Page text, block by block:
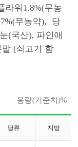
라워1.8%(무농
무농약),  당
(국산), 파인애
[쇠고기 함
용량(기준치)%
당류 지방